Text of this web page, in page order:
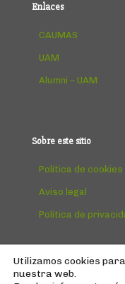
Enlaces
CAUMAS
UAM
Alumni – UAM
Sobre este sitio
Política de cookies
Aviso legal
Política de
Utilizamos cookies
nuestra web.